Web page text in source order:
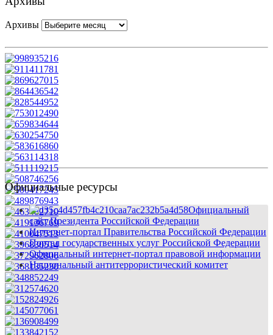
Архивы
Официальные ресурсы
Официальный
сайт Президента Российской Федерации
Интернет-портал Правительства Российской Федерации
Портал государственных услуг Российской Федерации
Официальный интернет-портал правовой информации
Национальный антитеррористический комитет